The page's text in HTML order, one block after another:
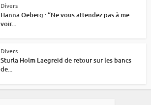
Divers
Hanna Oeberg : “Ne vous attendez pas à me
voir...
Divers
Sturla Holm Laegreid de retour sur les bancs
de...